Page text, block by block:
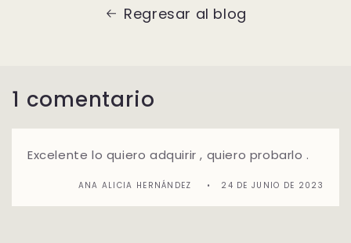
Regresar al blog
1 comentario
Excelente lo quiero adquirir , quiero probarlo .
ANA ALICIA HERNÁNDEZ 24 DE JUNIO DE 2023